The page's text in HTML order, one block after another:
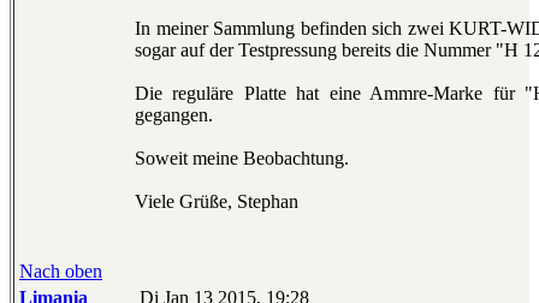
In meiner Sammlung befinden sich zwei KURT-
sogar auf der Testpressung bereits die Nummer "H
Die reguläre Platte hat eine Ammre-Marke für
gegangen.
Soweit meine Beobachtung.
Viele Grüße, Stephan
Nach oben
Limania
Di Jan 13 2015, 19:28